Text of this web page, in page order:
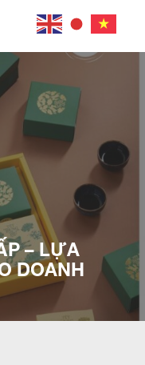
– LỰA
DOANH